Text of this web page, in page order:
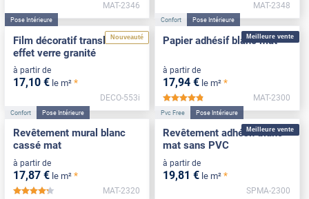
MAT-2346 MAT-2348
Nouveauté
Pose Intérieure
Film décoratif translucide
effet verre granité
à partir de
17,10 € le m² *
DECO-553i
Meilleure vente
Confort Pose Intérieure
Papier adhésif blanc mat
à partir de
17,94 € le m² *
*****
MAT-2300
Confort Pose Intérieure
Revêtement mural blanc
cassé mat
à partir de
17,87 € le m² *
*****
MAT-2320
Meilleure vente
Pvc Free Pose Intérieure
Revêtement adhésif blanc
mat sans PVC
à partir de
19,81 € le m² *
SPMA-2300